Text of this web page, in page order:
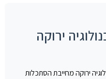
ירוקה
ירוקה מחייבת הסתכלות